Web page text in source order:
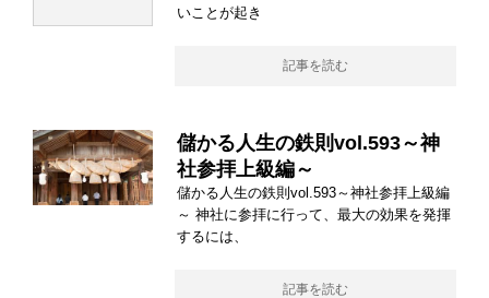
いことが起き
記事を読む
儲かる人生の鉄則vol.593～神
社参拝上級編～
儲かる人生の鉄則vol.593～神社参拝上級編
～ 神社に参拝に行って、最大の効果を発揮
するには、
記事を読む